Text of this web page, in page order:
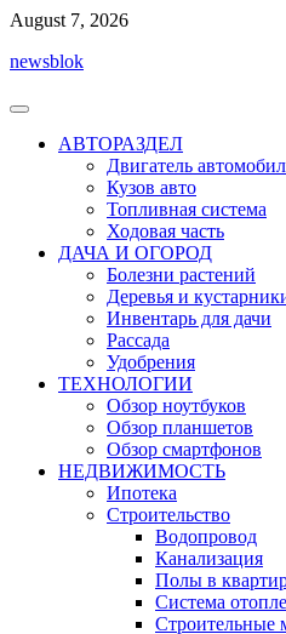
Перейти
содержимому
August 7, 2026
newsblok
АВТОРАЗДЕЛ
Двигатель
Кузов авто
Топливная система
Ходовая часть
ДАЧА И ОГОРОД
Болезни растений
Деревья и
Инвентарь для дачи
Рассада
Удобрения
ТЕХНОЛОГИИ
Обзор ноутбуков
Обзор планшетов
Обзор смартфонов
НЕДВИЖИМОСТЬ
Ипотека
Строительство
Водопровод
Канализация
Полы в
Система
Строительные